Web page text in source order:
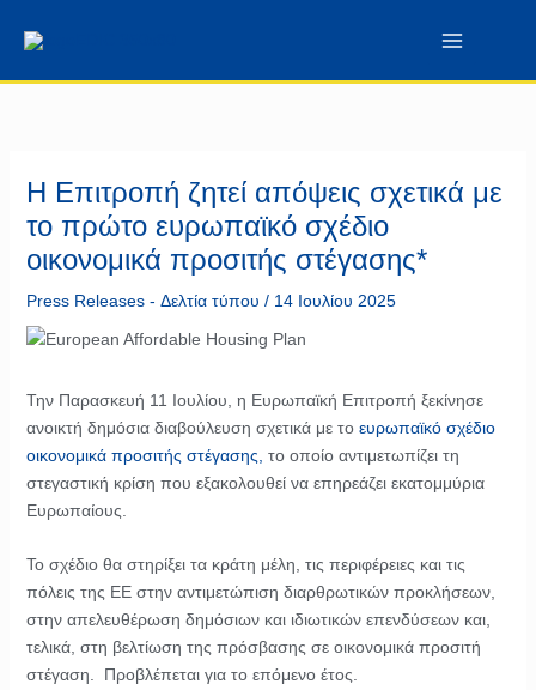
περιεχόμενο
στο
Η Επιτροπή ζητεί απόψεις σχετικά με
το πρώτο ευρωπαϊκό σχέδιο
οικονομικά προσιτής στέγασης*
Press Releases - Δελτία τύπου / 14 Ιουλίου 2025
Την Παρασκευή 11 Ιουλίου, η Ευρωπαϊκή Επιτροπή ξεκίνησε
ανοικτή δημόσια διαβούλευση σχετικά με το ευρωπαϊκό σχέδιο
οικονομικά προσιτής στέγασης, το οποίο αντιμετωπίζει τη
στεγαστική κρίση που εξακολουθεί να επηρεάζει εκατομμύρια
Ευρωπαίους.
Το σχέδιο θα στηρίξει τα κράτη μέλη, τις περιφέρειες και τις
πόλεις της ΕΕ στην αντιμετώπιση διαρθρωτικών προκλήσεων,
στην απελευθέρωση δημόσιων και ιδιωτικών επενδύσεων και,
τελικά, στη βελτίωση της πρόσβασης σε οικονομικά προσιτή
στέγαση. Προβλέπεται για το επόμενο έτος.